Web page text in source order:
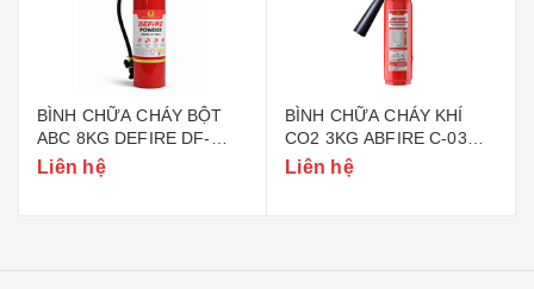
BÌNH CHỮA CHÁY BỘT
ABC 8KG DEFIRE DF-
ABC8 (BỘ CÔNG AN)
Liên hệ
BÌNH CHỮA CHÁY KHÍ
CO2 3KG ABFIRE C-03
(TEM BỘ CÔNG AN)
Liên hệ